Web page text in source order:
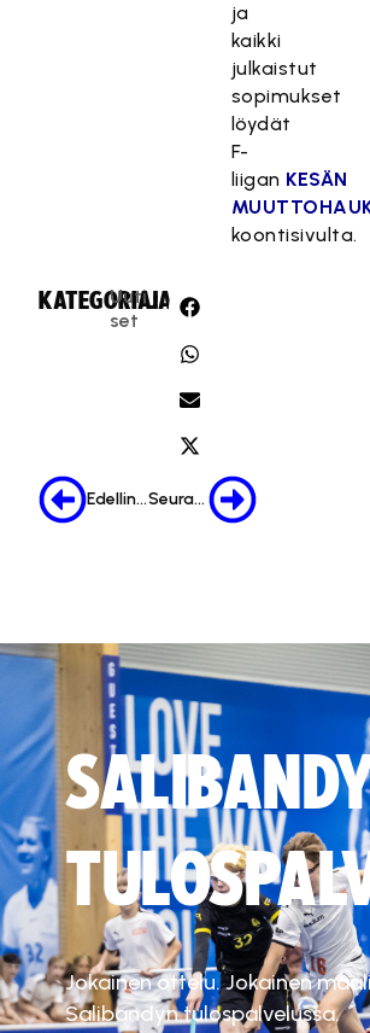
ja
kaikki
julkaistut
sopimukset
löydät
F-
liigan KESÄN
koontisivulta.
KATEGORIA:
Uuti
set
JAA:
Edellinen Seuraava
Jokainen ottelu. Jokainen
Salibandyn tulospalvelussa.